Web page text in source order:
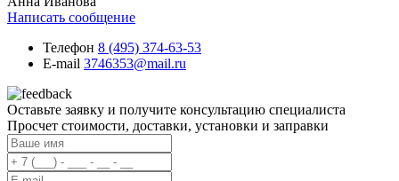
Написать сообщение
Телефон 8 (495) 374-63-53
E-mail 3746353@mail.ru
Оставьте заявку и получите консультацию специалиста
Просчет стоимости, доставки, установки и заправки